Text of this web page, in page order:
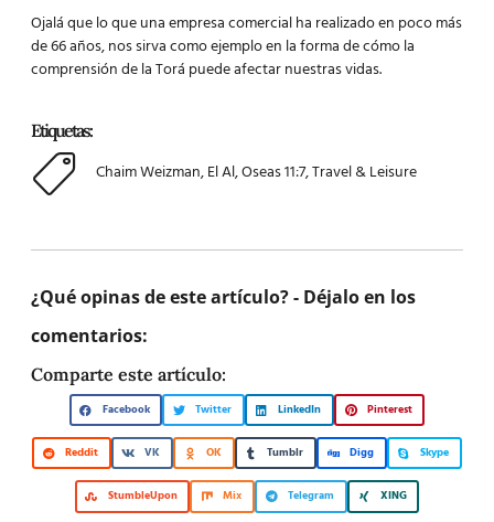
Ojalá que lo que una empresa comercial ha realizado en poco más
de 66 años, nos sirva como ejemplo en la forma de cómo la
comprensión de la Torá puede afectar nuestras vidas.
Etiquetas:
Chaim Weizman,El Al,Oseas 11:7,Travel & Leisure
¿Qué opinas de este artículo? - Déjalo en los
comentarios:
Comparte este artículo:
Facebook Twitter LinkedIn Pinterest
Reddit VK OK Tumblr Digg Skype
StumbleUpon Mix Telegram XING